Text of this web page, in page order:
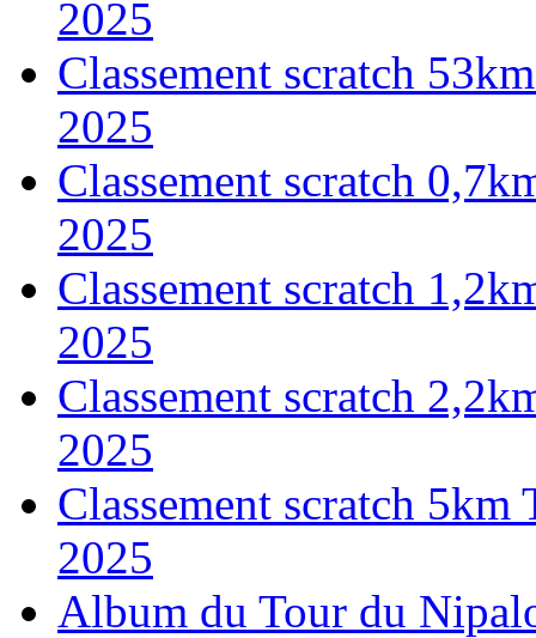
2025
Classement scratch
2025
Classement scratch
2025
Classement scratch
2025
Classement scratch
2025
Classement scratch
2025
Album du Tour du